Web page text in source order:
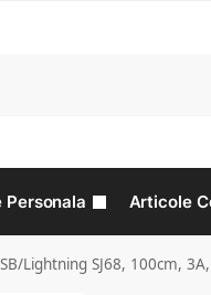
Personala Articole
Lightning SJ68, 100cm,